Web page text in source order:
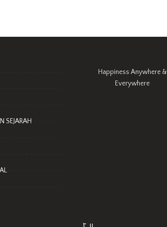
SEJARAH
Happiness Anywhere &
Everywhere